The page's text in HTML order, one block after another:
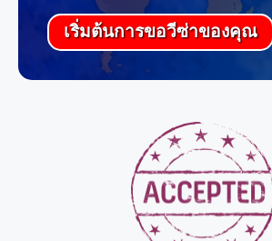
เริ่มต้นการขอวีซ่าของคุณ